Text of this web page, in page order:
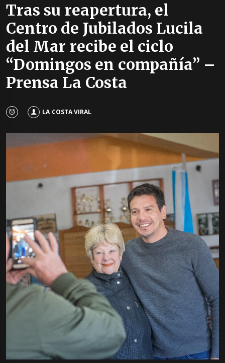
Tras su reapertura, el
Centro de Jubilados Lucila
del Mar recibe el ciclo
“Domingos en compañía” –
Prensa La Costa
LA COSTA VIRAL